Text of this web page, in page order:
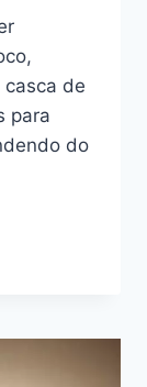
de
para
do